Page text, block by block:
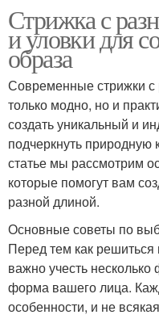
Стрижка с
и уловки для
образа
Современные стрижки с
только модно, но и
создать уникальный и
подчеркнуть природную
статье мы рассмотрим
которые помогут вам
разной длиной.
Основные советы по
Перед тем как решиться
важно учесть
форма вашего лица.
особенности, и не